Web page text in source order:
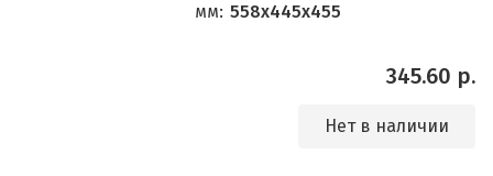
мм: 558х445х455
345.60 р.
Нет в наличии